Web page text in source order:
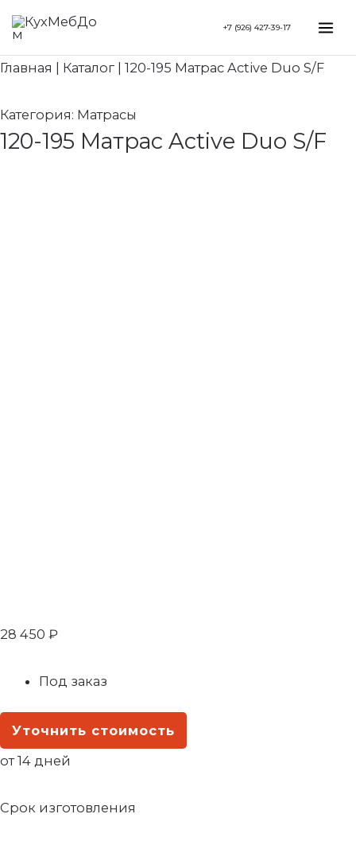
Перейти
содержимому
+7 (926) 427-39-17
Главная Каталог 120-195 Матрас Active Duo S/F
Категория: Матрасы
120-195 Матрас Active Duo S/F
28 450 ₽
Под заказ
Уточнить стоимость
от 14 дней
Срок изготовления
Search...